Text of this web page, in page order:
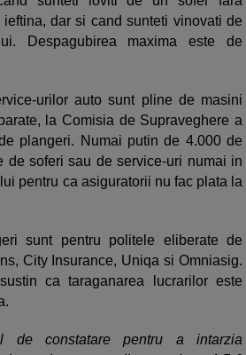
dar si cand sunteti vinovati de
Despagubirea maxima este de
urilor auto sunt pline de masini
la Comisia de Supraveghere a
plangeri. Numai putin de 4.000 de
de soferi sau de service-uri numai in
pentru ca asiguratorii nu fac plata la
sunt pentru politele eliberate de
City Insurance, Uniqa si Omniasig.
ca taraganarea lucrarilor este
de constatare pentru a intarzia